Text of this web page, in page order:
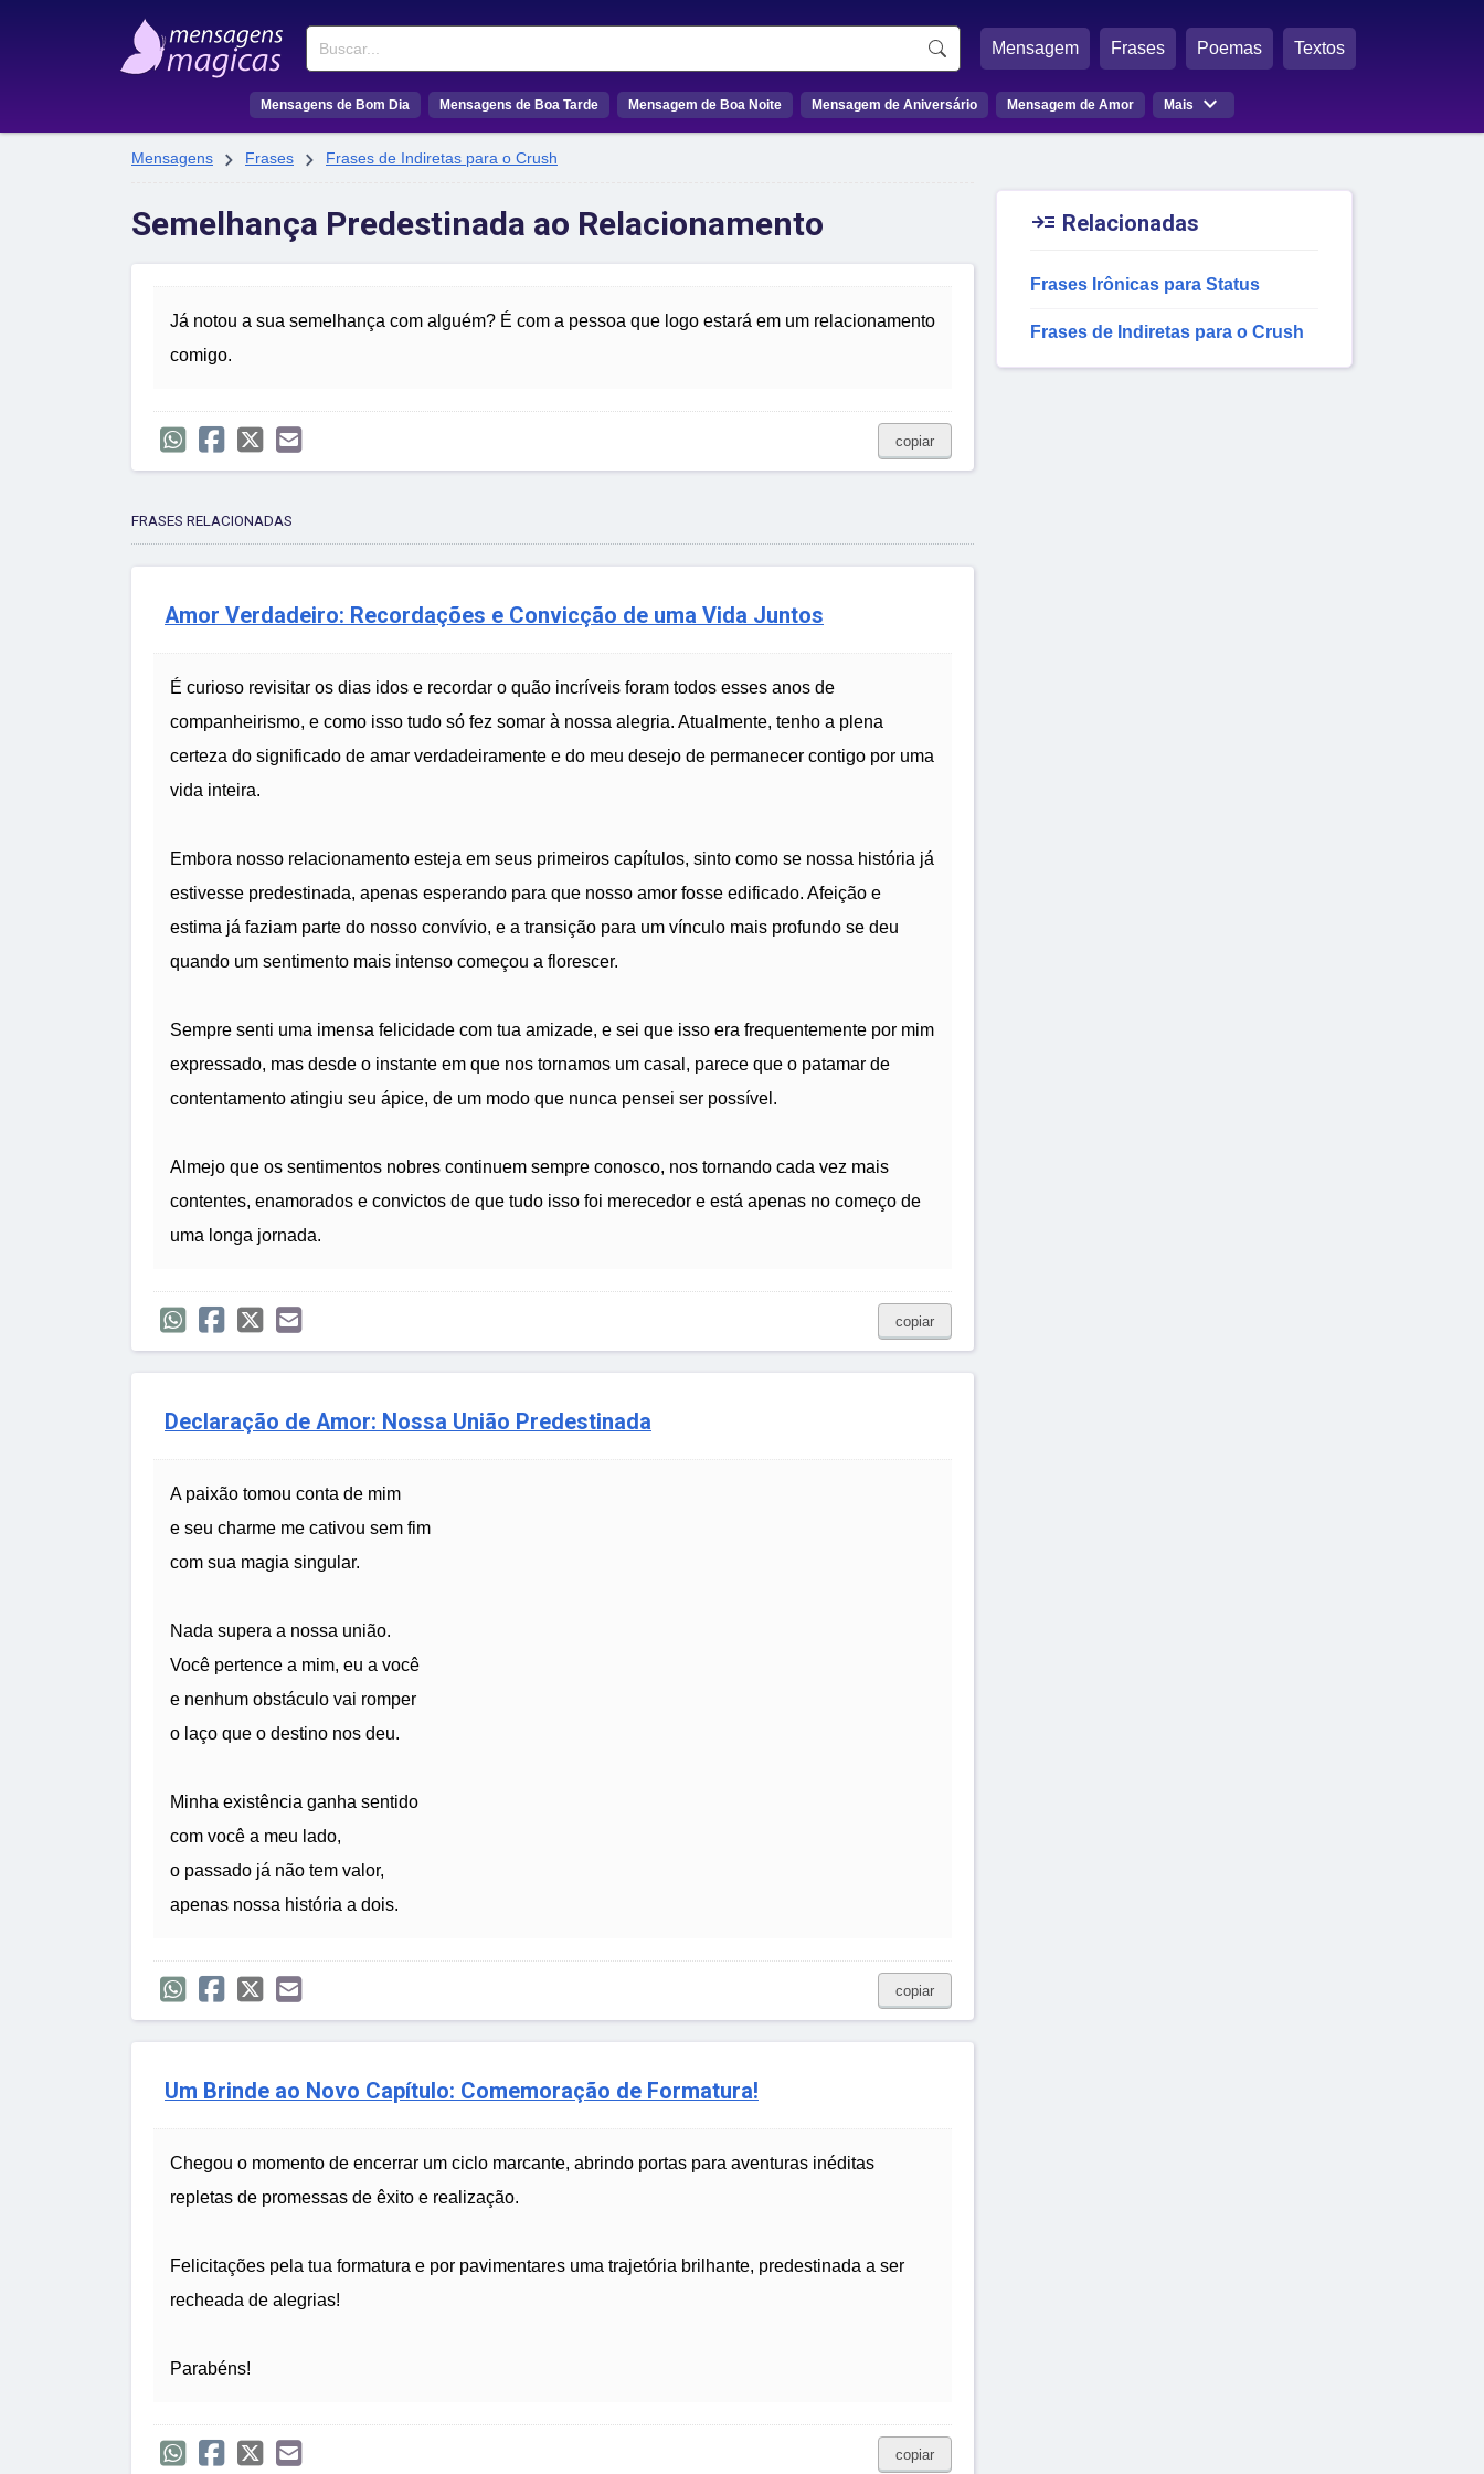
Buscar Mensagem Frases Poemas Textos
Mensagens de Bom Dia Mensagens de Boa Tarde Mensagem de Boa Noite Mensagem de Aniversário Mensagem de Amor Mais 
Mensagens  Frases  Frases de Indiretas para o Crush
Semelhança Predestinada ao Relacionamento
Já notou a sua semelhança com alguém? É com a pessoa que logo estará em um relacionamento
comigo.
copiar
FRASES RELACIONADAS
Amor Verdadeiro: Recordações e Convicção de uma Vida Juntos
É curioso revisitar os dias idos e recordar o quão incríveis foram todos esses anos de
companheirismo, e como isso tudo só fez somar à nossa alegria. Atualmente, tenho a plena
certeza do significado de amar verdadeiramente e do meu desejo de permanecer contigo por uma
vida inteira.
Embora nosso relacionamento esteja em seus primeiros capítulos, sinto como se nossa história já
estivesse predestinada, apenas esperando para que nosso amor fosse edificado. Afeição e
estima já faziam parte do nosso convívio, e a transição para um vínculo mais profundo se deu
quando um sentimento mais intenso começou a florescer.
Sempre senti uma imensa felicidade com tua amizade, e sei que isso era frequentemente por mim
expressado, mas desde o instante em que nos tornamos um casal, parece que o patamar de
contentamento atingiu seu ápice, de um modo que nunca pensei ser possível.
Almejo que os sentimentos nobres continuem sempre conosco, nos tornando cada vez mais
contentes, enamorados e convictos de que tudo isso foi merecedor e está apenas no começo de
uma longa jornada.
copiar
Declaração de Amor: Nossa União Predestinada
A paixão tomou conta de mim
e seu charme me cativou sem fim
com sua magia singular.
Nada supera a nossa união.
Você pertence a mim, eu a você
e nenhum obstáculo vai romper
o laço que o destino nos deu.
Minha existência ganha sentido
com você a meu lado,
o passado já não tem valor,
apenas nossa história a dois.
copiar
Um Brinde ao Novo Capítulo: Comemoração de Formatura!
Chegou o momento de encerrar um ciclo marcante, abrindo portas para aventuras inéditas
repletas de promessas de êxito e realização.
Felicitações pela tua formatura e por pavimentares uma trajetória brilhante, predestinada a ser
recheada de alegrias!
Parabéns!
copiar
 Relacionadas
Frases Irônicas para Status
Frases de Indiretas para o Crush